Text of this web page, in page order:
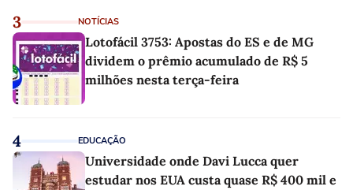
3 NOTÍCIAS
Lotofácil 3753: Apostas do ES e de MG
dividem o prêmio acumulado de R$ 5
milhões nesta terça-feira
4 EDUCAÇÃO
Universidade onde Davi Lucca quer
estudar nos EUA custa quase R$ 400 mil e